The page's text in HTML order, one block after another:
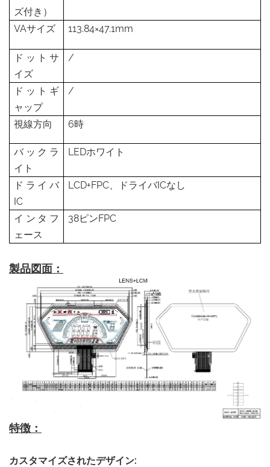
ズ付き）
VAサイズ
113.84×47.1mm
ドットサ
イズ
/
ドットギ
ャップ
/
視線方向 6時
バックラ
イト
LEDホワイト
ドライバ
IC
LCD+FPC、ドライバICなし
インタフ
ェース
38ピンFPC
製品図面：
特徴：
カスタマイズされたデザイン: